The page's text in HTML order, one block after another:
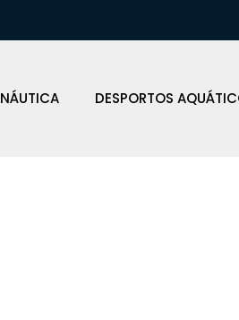
NÁUTICA DESPORTOS